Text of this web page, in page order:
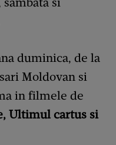
duminica, de la
Moldovan si
in filmele de
Ultimul cartus si